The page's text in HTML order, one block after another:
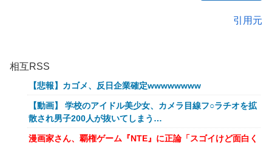
引用元
相互RSS
【悲報】カゴメ、反日企業確定wwwwwwww
【動画】 学校のアイドル美少女、カメラ目線フ○ラチオを拡
散され男子200人が抜いてしまう…
漫画家さん、覇権ゲーム『NTE』に正論「スゴイけど面白く